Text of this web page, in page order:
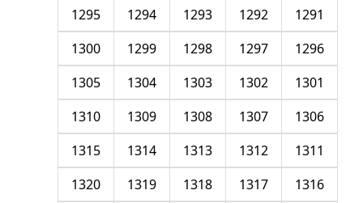
1291
1292
1293
1294
1295
1296
1297
1298
1299
1300
1301
1302
1303
1304
1305
1306
1307
1308
1309
1310
1311
1312
1313
1314
1315
1316
1317
1318
1319
1320